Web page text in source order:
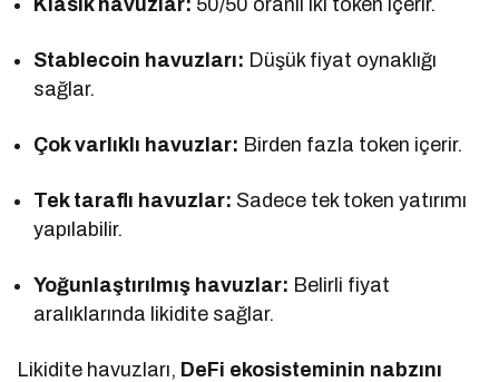
Stablecoin havuzları: Düşük fiyat oynaklığı
sağlar.
Çok varlıklı havuzlar: Birden fazla token içerir.
Tek taraflı havuzlar: Sadece tek token yatırımı
yapılabilir.
Yoğunlaştırılmış havuzlar: Belirli fiyat
aralıklarında likidite sağlar.
Likidite havuzları, DeFi ekosisteminin nabzını